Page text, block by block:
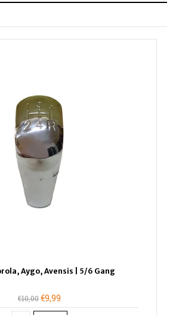
Aygo, Avensis | 5/6 Gang
€10,00€9,99